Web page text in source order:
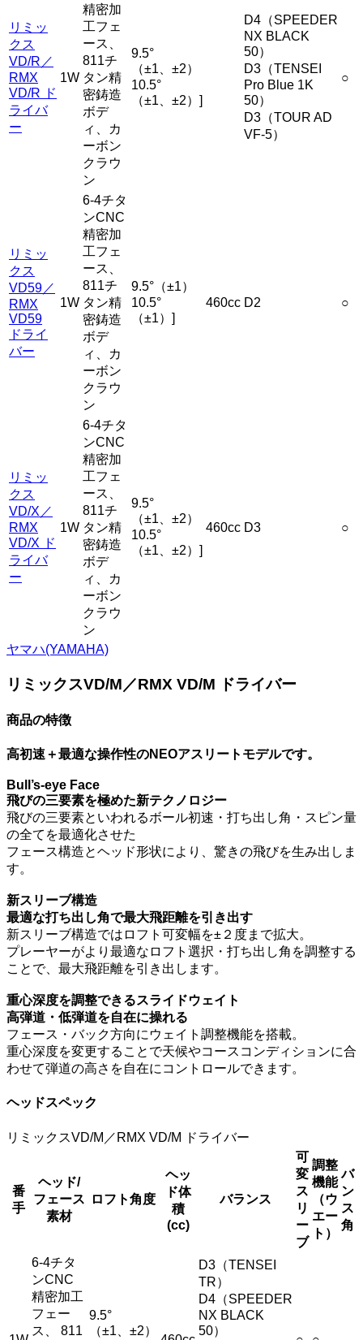
リミッ
クス
VD/R／
RMX
VD/R ド
ライバ
ー
1W
精密加
工フェ
ース、
811チ
タン精
密鋳造
ボデ
ィ、カ
ーボン
クラウ
ン
9.5°
（±1、±2）
10.5°
（±1、±2）]
D4（SPEEDER
NX BLACK
50）
D3（TENSEI
Pro Blue 1K
50）
D3（TOUR AD
VF-5）
○
リミッ
クス
VD59／
RMX
VD59
ドライ
バー
1W
6-4チタ
ンCNC
精密加
工フェ
ース、
811チ
タン精
密鋳造
ボデ
ィ、カ
ーボン
クラウ
ン
9.5°（±1）
10.5°
（±1）]
460cc D2 ○
リミッ
クス
VD/X／
RMX
VD/X ド
ライバ
ー
1W
6-4チタ
ンCNC
精密加
工フェ
ース、
811チ
タン精
密鋳造
ボデ
ィ、カ
ーボン
クラウ
ン
9.5°
（±1、±2）
10.5°
（±1、±2）]
460cc D3 ○
ヤマハ(YAMAHA)
リミックスVD/M／RMX VD/M ドライバー
商品の特徴
高初速＋最適な操作性のNEOアスリートモデルです。
Bull’s-eye Face
飛びの三要素を極めた新テクノロジー
飛びの三要素といわれるボール初速・打ち出し角・スピン量
の全てを最適化させた
フェース構造とヘッド形状により、驚きの飛びを生み出しま
す。
新スリーブ構造
最適な打ち出し角で最大飛距離を引き出す
新スリーブ構造ではロフト可変幅を±２度まで拡大。
プレーヤーがより最適なロフト選択・打ち出し角を調整する
ことで、最大飛距離を引き出します。
重心深度を調整できるスライドウェイト
高弾道・低弾道を自在に操れる
フェース・バック方向にウェイト調整機能を搭載。
重心深度を変更することで天候やコースコンディションに合
わせて弾道の高さを自在にコントロールできます。
ヘッドスペック
リミックスVD/M／RMX VD/M ドライバー
番
手
ヘッド/
フェース
素材
ロフト角度
ヘッ
ド体
積
(cc)
バランス
可
変
ス
リ
ー
ブ
調整
機能
（ウ
エー
ト）
バ
ン
ス
角
6-4チタ
ンCNC
精密加工
フェー
ス、 811
9.5°
（±1、±2）
D3（TENSEI
TR）
D4（SPEEDER
NX BLACK
50）